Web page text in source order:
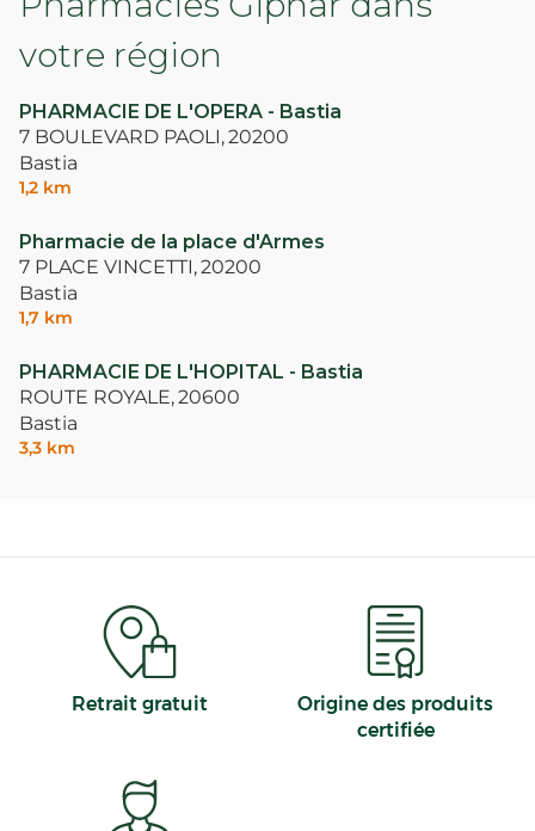
votre région
PHARMACIE DE L'OPERA - Bastia
7 BOULEVARD PAOLI,20200
Bastia
1,2 km
Pharmacie de la place d'Armes
7 PLACE VINCETTI,20200
Bastia
1,7 km
PHARMACIE DE L'HOPITAL - Bastia
ROUTE ROYALE,20600
Bastia
3,3 km
Retrait gratuit
Origine des produits
certifiée